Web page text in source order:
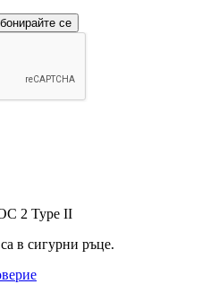
се
2 Type II
в сигурни ръце.